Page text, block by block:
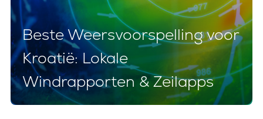
Beste Weersvoorspelling voor
Kroatië: Lokale
Windrapporten & Zeilapps